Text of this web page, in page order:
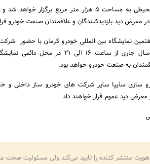
این نمایشگاه در محیطی به مساحت 5 هزار متر
معرض دید بازدیدکنندگان و علاقمندان صنعت خودرو
نمایشگاه بین المللی خودرو کرمان با حضور
از 7 تا 10 دیماه سال جاری از ساعت
به صنعت خودرو خواهد بود.
سازی سایپا سایر شرکت های خودرو ساز داخلی و
دید عموم قرار خواهند داد
هویت منتشر کننده را تایید می‌کند ولی مسئولیت